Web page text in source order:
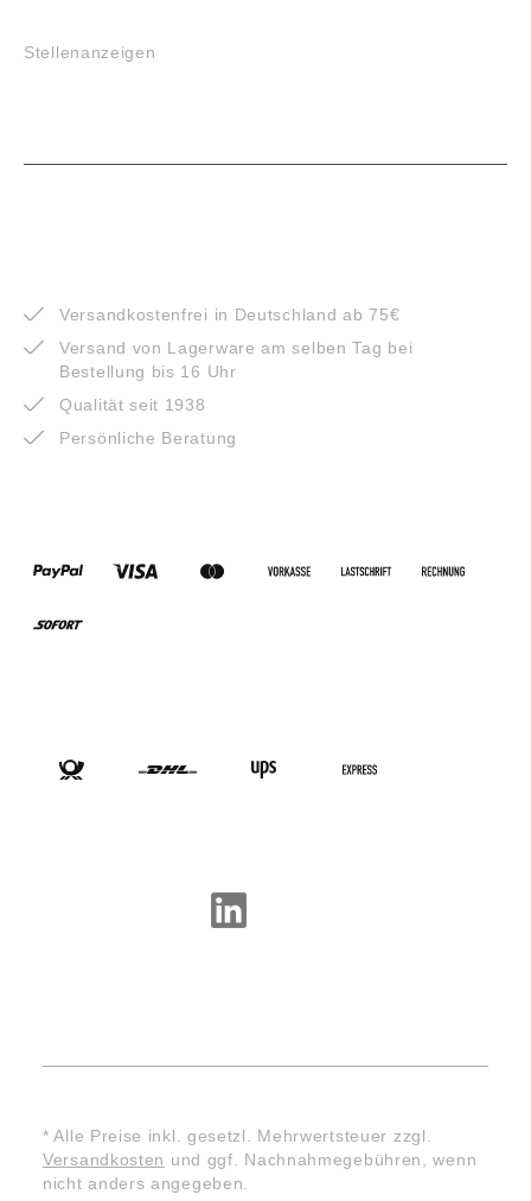
Stellenanzeigen
Versandkostenfrei in Deutschland ab 75€
Versand von Lagerware am selben Tag bei
Bestellung bis 16 Uhr
Qualität seit 1938
Persönliche Beratung
* Alle Preise inkl. gesetzl. Mehrwertsteuer zzgl.
Versandkosten und ggf. Nachnahmegebühren, wenn
nicht anders angegeben.